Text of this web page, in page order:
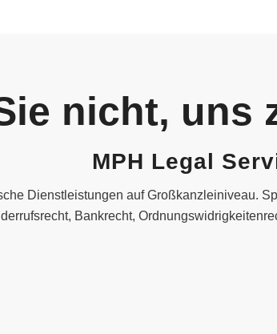
nicht, uns
MPH Legal
Dienstleistungen auf Großkanzleiniveau.
Bankrecht,